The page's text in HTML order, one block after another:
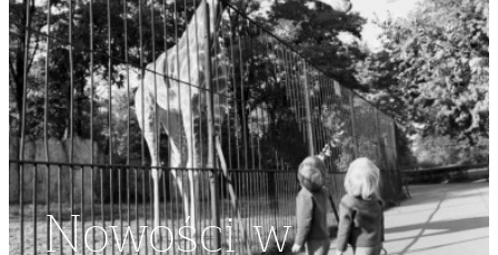
Nowości w